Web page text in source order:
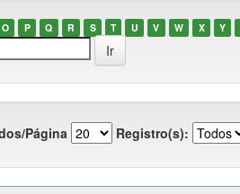
O P Q R S T U V W X Y
Página Registro(s):